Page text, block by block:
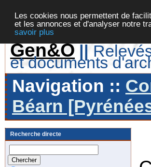
Les cookies nous permettent de
et les annonces et d'analyser notre
savoir plus
Gen&O ||
et documents
Navigation ::
Béarn
Recherche directe